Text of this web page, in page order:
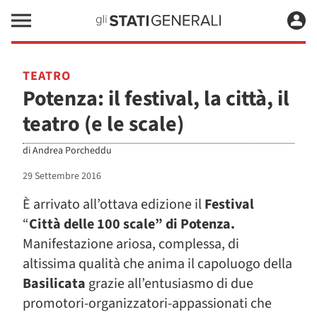
TEATRO
Potenza: il festival, la città, il
teatro (e le scale)
diAndrea Porcheddu
29 Settembre 2016
È arrivato all’ottava edizione ilFestival
“Città delle 100 scale” di Potenza.
Manifestazione ariosa, complessa, di
altissima qualità che anima il capoluogo della
Basilicata grazie all’entusiasmo di due
promotori-organizzatori-appassionati che